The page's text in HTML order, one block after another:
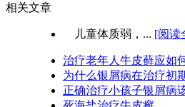
相关文章
儿童体质弱，... [阅读
治疗老年人牛皮藓应如
为什么银屑病在治疗初
正确治疗小孩子银屑病